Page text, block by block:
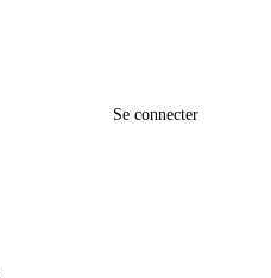
Se connecter